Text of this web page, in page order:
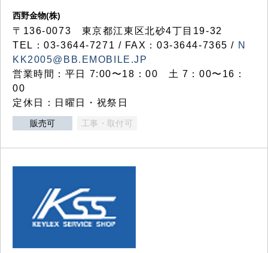
西野金物(株)
〒136-0073 東京都江東区北砂4丁目19-32
TEL：03‐3644‐7271 / FAX：03-3644-7365 / N
KK2005@BB.EMOBILE.JP
営業時間：平日 7:00〜18：00 土 7：00〜16：
00
定休日：日曜日・祝祭日
販売可 工事・取付可